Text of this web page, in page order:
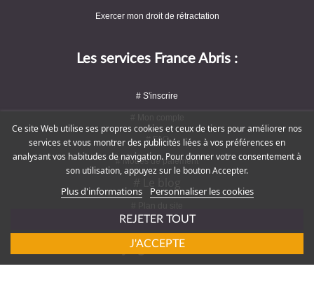
Exercer mon droit de rétractation
Les services France Abris :
# S'inscrire
# FAQ
# Modes de paiement
Rejoignez-nous !
Ce site Web utilise ses propres cookies et ceux de tiers pour améliorer nos
services et vous montrer des publicités liées à vos préférences en
analysant vos habitudes de navigation. Pour donner votre consentement à
son utilisation, appuyez sur le bouton Accepter.
Plus d'informations Personnaliser les cookies
REJETER TOUT
J'ACCEPTE